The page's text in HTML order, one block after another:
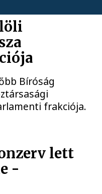
Bíróság
frakciója.
lett
-